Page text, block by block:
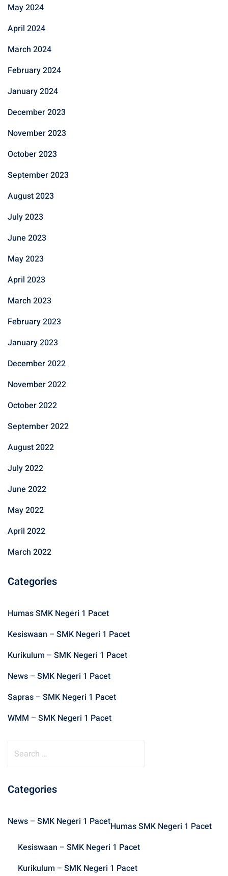
May 2024
April 2024
March 2024
February 2024
January 2024
December 2023
November 2023
October 2023
September 2023
August 2023
July 2023
June 2023
May 2023
April 2023
March 2023
February 2023
January 2023
December 2022
November 2022
October 2022
September 2022
August 2022
July 2022
June 2022
May 2022
April 2022
March 2022
Categories
Humas SMK Negeri 1 Pacet
Kesiswaan – SMK Negeri 1 Pacet
Kurikulum – SMK Negeri 1 Pacet
News – SMK Negeri 1 Pacet
Sapras – SMK Negeri 1 Pacet
WMM – SMK Negeri 1 Pacet
r
f
Categories
News – SMK Negeri 1 PacetHumas SMK Negeri 1 Pacet
Kesiswaan – SMK Negeri 1 Pacet
Kurikulum – SMK Negeri 1 Pacet